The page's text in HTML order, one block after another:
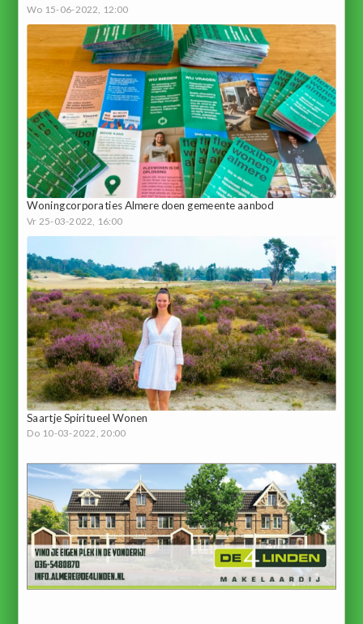
Wo 15-06-2022, 12:00
Woningcorporaties Almere doen gemeente aanbod
Vr 25-03-2022, 16:00
Saartje Spiritueel Wonen
Do 10-03-2022, 20:00